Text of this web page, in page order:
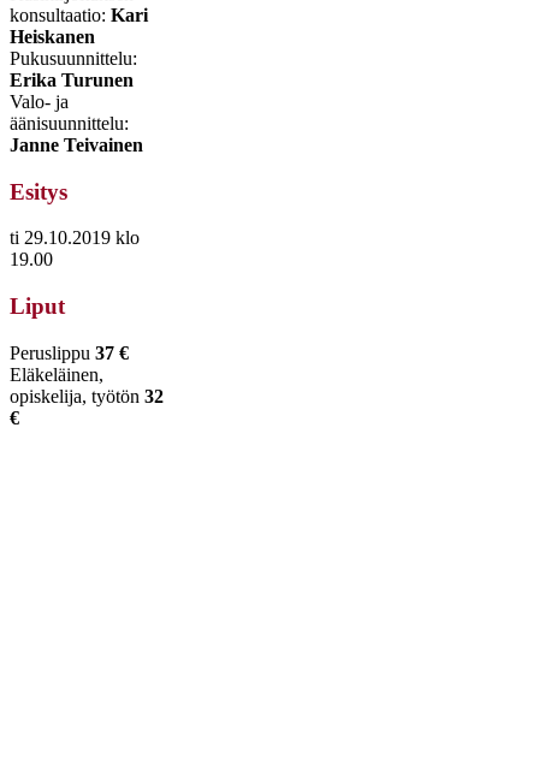
konsultaatio: Kari
Heiskanen
Pukusuunnittelu:
Erika Turunen
Valo- ja
äänisuunnittelu:
Janne Teivainen
Esitys
ti 29.10.2019 klo
19.00
Liput
Peruslippu 37 €
Eläkeläinen,
opiskelija, työtön 32
€